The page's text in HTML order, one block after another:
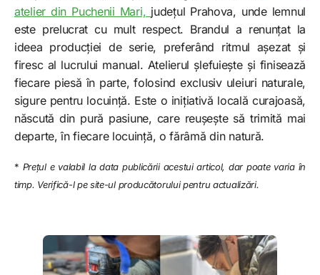
atelier din Puchenii Mari, județul Prahova, unde lemnul
este prelucrat cu mult respect. Brandul a renunțat la
ideea producției de serie, preferând ritmul așezat și
firesc al lucrului manual. Atelierul șlefuiește și finisează
fiecare piesă în parte, folosind exclusiv uleiuri naturale,
sigure pentru locuință. Este o inițiativă locală curajoasă,
născută din pură pasiune, care reușește să trimită mai
departe, în fiecare locuință, o fărâmă din natură.
* Prețul e valabil la data publicării acestui articol, dar poate varia în
timp. Verifică-l pe site-ul producătorului pentru actualizări.